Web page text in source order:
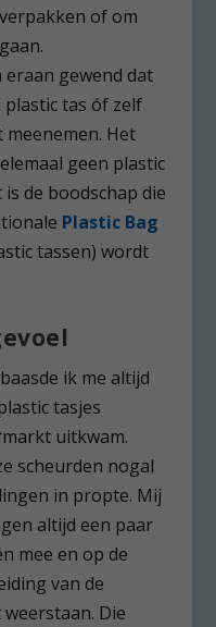
of om
gewend dat
tas óf zelf
Het
geen plastic
de boodschap die
Plastic Bag
tassen) wordt
ik me altijd
tasjes
uitkwam.
scheurden nogal
in propte. Mij
altijd een paar
mee en op de
van de
Die